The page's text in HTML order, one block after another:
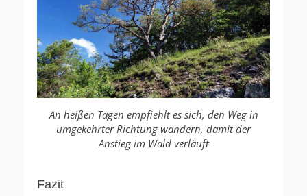
An heißen Tagen empfiehlt es sich, den Weg in
umgekehrter Richtung wandern, damit der
Anstieg im Wald verläuft
Fazit